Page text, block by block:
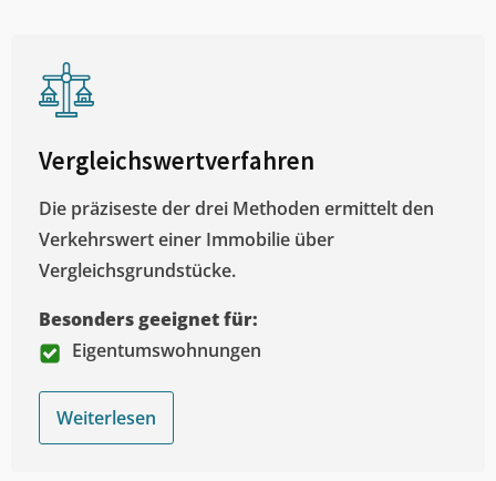
Vergleichswertverfahren
Die präziseste der drei Methoden ermittelt den
Verkehrswert einer Immobilie über
Vergleichsgrundstücke.
Besonders geeignet für:
Eigentumswohnungen
Weiterlesen